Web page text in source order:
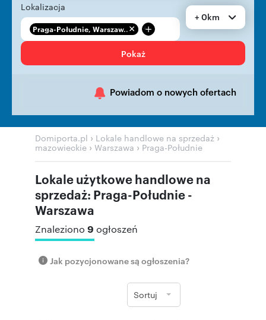
Lokalizacja
Praga-Południe, Warszaw... +
+ 0km
Pokaż
Powiadom o nowych ofertach
Domiporta.pl › Lokale handlowe na sprzedaż ›
mazowieckie › Warszawa › Praga-Południe
Lokale użytkowe handlowe na
sprzedaż: Praga-Południe -
Warszawa
Znaleziono 9 ogłoszeń
Jak pozycjonowane są ogłoszenia?
Sortuj